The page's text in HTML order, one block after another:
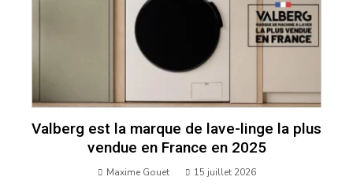
Valberg est la marque de lave-linge la plus
vendue en France en 2025
Maxime Gouet 15 juillet 2026